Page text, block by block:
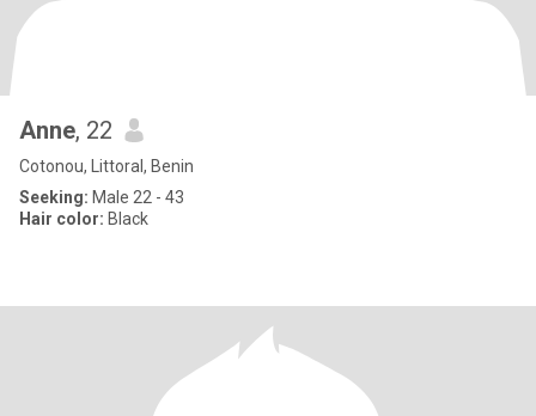
Anne, 22
Cotonou, Littoral, Benin
Seeking: Male 22 - 43
Hair color: Black